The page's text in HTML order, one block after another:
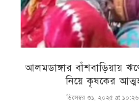
আলমডাঙ্গার বাঁশবাড়িয়ায়
নিয়ে কৃষকের
ডিসেম্বর ৩১, ২০২৫ at ১০:২৬